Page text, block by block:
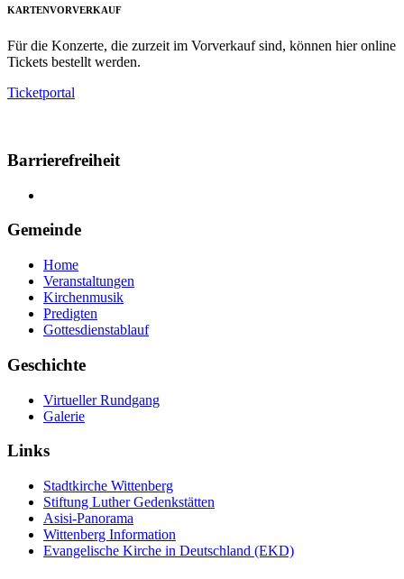
KARTENVORVERKAUF
Für die Konzerte, die zurzeit im Vorverkauf sind, können hier online
Tickets bestellt werden.
Ticketportal
Barrierefreiheit
Gemeinde
Home
Veranstaltungen
Kirchenmusik
Predigten
Gottesdienstablauf
Geschichte
Virtueller Rundgang
Galerie
Links
Stadtkirche Wittenberg
Stiftung Luther Gedenkstätten
Asisi-Panorama
Wittenberg Information
Evangelische Kirche in Deutschland (EKD)